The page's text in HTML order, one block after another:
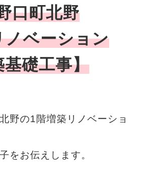
口町北野
ノベーション
礎工事】
野の1階増築リノベーショ
をお伝えします。